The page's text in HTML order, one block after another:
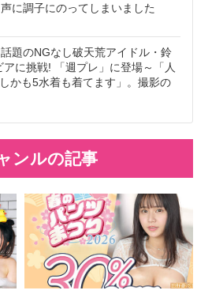
に調子にのってしまいました
題のNGなし破天荒アイドル・鈴
に挑戦! 「週プレ」に登場～「人
かも5水着も着てます」。撮影の
ンルの記事